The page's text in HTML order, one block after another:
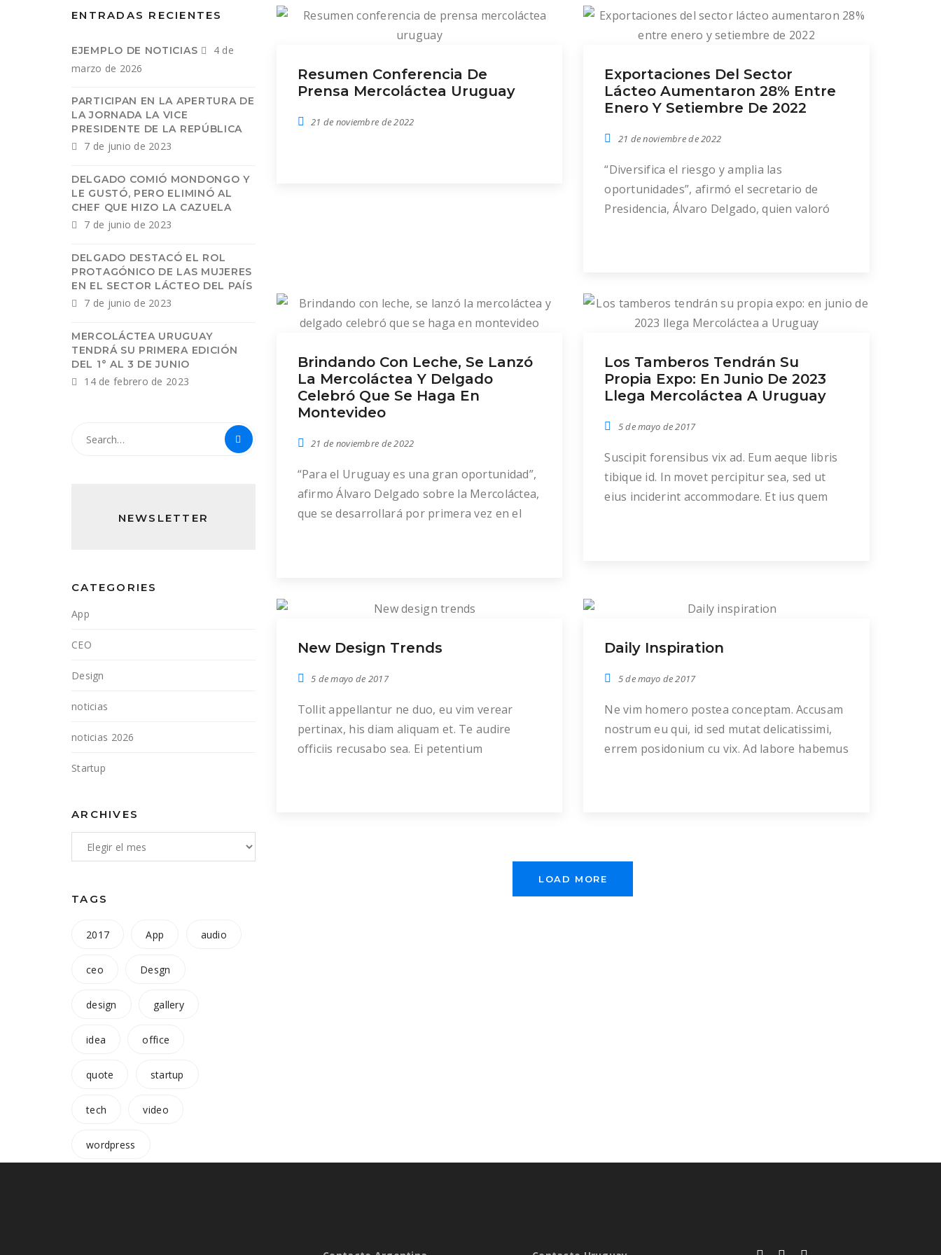
Resumen Conferencia De
Prensa Mercoláctea Uruguay
21 de noviembre de 2022
Exportaciones Del Sector
Lácteo Aumentaron 28% Entre
Enero Y Setiembre De 2022
21 de noviembre de 2022
“Diversifica el riesgo y amplia las
oportunidades”, afirmó el secretario de
Presidencia, Álvaro Delgado, quien valoró
dólares, 28% más que en el mismo período
de 2021, […]
Brindando Con Leche, Se Lanzó
La Mercoláctea Y Delgado
Celebró Que Se Haga En
Montevideo
21 de noviembre de 2022
“Para el Uruguay es una gran oportunidad”,
afirmo Álvaro Delgado sobre la Mercoláctea,
que se desarrollará por primera vez en el
Los Tamberos Tendrán Su
Propia Expo: En Junio De 2023
Llega Mercoláctea A Uruguay
5 de mayo de 2017
Suscipit forensibus vix ad. Eum aeque libris
tibique id. In movet percipitur sea, sed ut
eius inciderint accommodare. Et ius quem
alienum quo an. Tota primis an quo, ea usu
apeirian euripidis vis. Qui ne movet alterum
consequat.
New Design Trends
5 de mayo de 2017
Tollit appellantur ne duo, eu vim verear
pertinax, his diam aliquam et. Te audire
officiis recusabo sea. Ei petentium
Daily Inspiration
5 de mayo de 2017
Ne vim homero postea conceptam. Accusam
nostrum eu qui, id sed mutat delicatissimi,
errem posidonium cu vix. Ad labore habemus
ipsum putant […]
LOAD MORE
ENTRADAS RECIENTES
EJEMPLO DE NOTICIAS
4 de
marzo de 2026
PARTICIPAN EN LA APERTURA DE
LA JORNADA LA VICE
PRESIDENTE DE LA REPÚBLICA
7 de junio de 2023
DELGADO COMIÓ MONDONGO Y
LE GUSTÓ, PERO ELIMINÓ AL
CHEF QUE HIZO LA CAZUELA
7 de junio de 2023
DELGADO DESTACÓ EL ROL
PROTAGÓNICO DE LAS MUJERES
EN EL SECTOR LÁCTEO DEL PAÍS
7 de junio de 2023
MERCOLÁCTEA URUGUAY
TENDRÁ SU PRIMERA EDICIÓN
DEL 1° AL 3 DE JUNIO
14 de febrero de 2023
NEWSLETTER
CATEGORIES
App
CEO
Design
noticias
noticias 2026
Startup
ARCHIVES
TAGS
2017 App audio
ceo Desgn
design gallery
idea office
quote startup
tech video
wordpress